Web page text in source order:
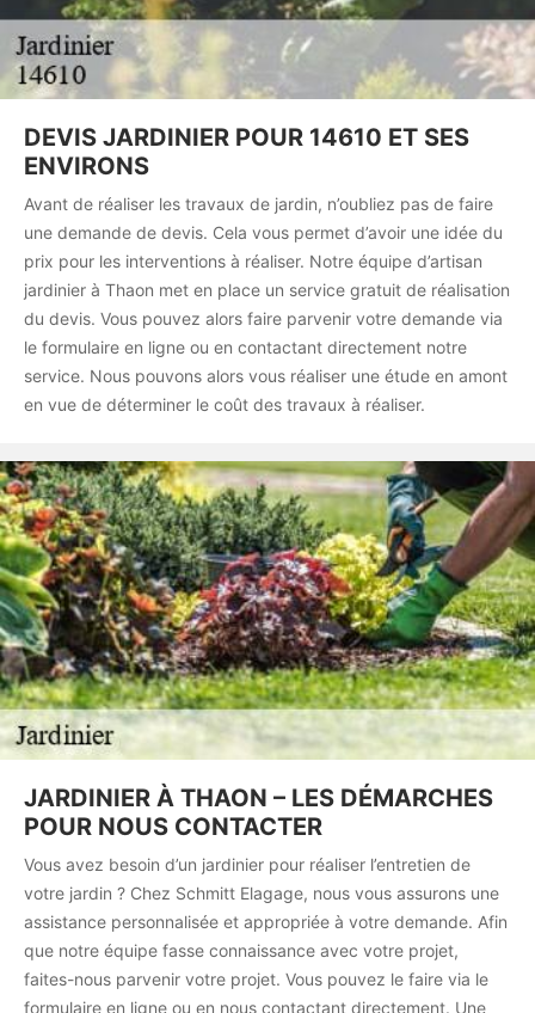
DEVIS JARDINIER POUR 14610 ET SES
ENVIRONS
Avant de réaliser les travaux de jardin, n’oubliez pas de faire
une demande de devis. Cela vous permet d’avoir une idée du
prix pour les interventions à réaliser. Notre équipe d’artisan
jardinier à Thaon met en place un service gratuit de réalisation
du devis. Vous pouvez alors faire parvenir votre demande via
le formulaire en ligne ou en contactant directement notre
service. Nous pouvons alors vous réaliser une étude en amont
en vue de déterminer le coût des travaux à réaliser.
JARDINIER À THAON – LES DÉMARCHES
POUR NOUS CONTACTER
Vous avez besoin d’un jardinier pour réaliser l’entretien de
votre jardin ? Chez Schmitt Elagage, nous vous assurons une
assistance personnalisée et appropriée à votre demande. Afin
que notre équipe fasse connaissance avec votre projet,
faites-nous parvenir votre projet. Vous pouvez le faire via le
formulaire en ligne ou en nous contactant directement. Une